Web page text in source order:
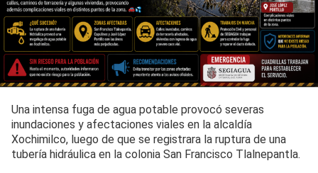
Una intensa fuga de agua potable provocó severas
inundaciones y afectaciones viales en la alcaldía
Xochimilco, luego de que se registrara la ruptura de una
tubería hidráulica en la colonia San Francisco Tlalnepantla.